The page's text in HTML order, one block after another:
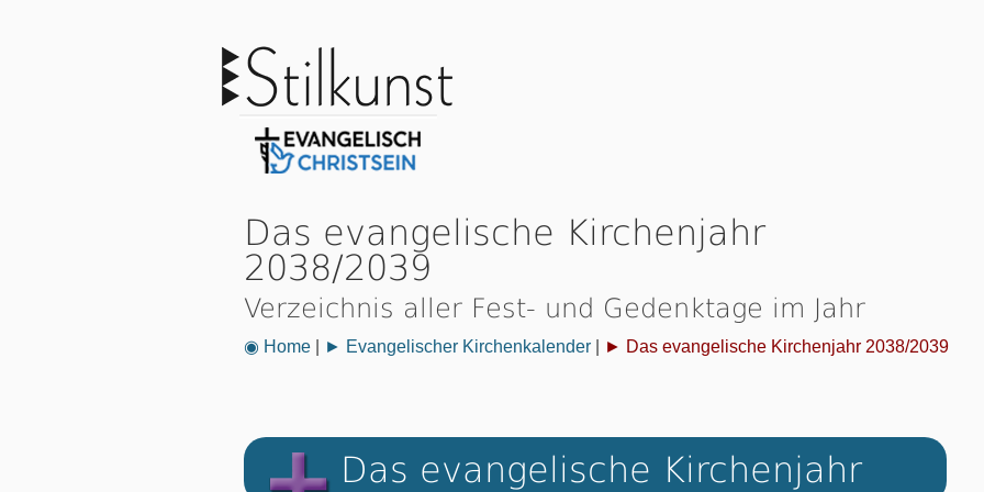
Das evangelische Kirchenjahr
2038/2039
Verzeichnis aller Fest- und Gedenktage im Jahr
◉ Home ► Evangelischer Kirchenkalender ► Das evangelische Kirchenjahr 2038/2039
Das evangelische Kirchenjahr